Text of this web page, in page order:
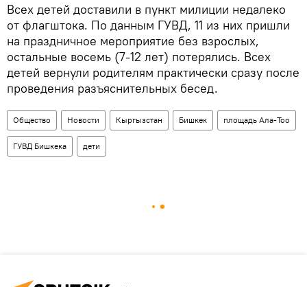
Всех детей доставили в пункт милиции недалеко
от флагштока. По данным ГУВД, 11 из них пришли
на праздничное мероприятие без взрослых,
остальные восемь (7-12 лет) потерялись. Всех
детей вернули родителям практически сразу после
проведения разъяснительных бесед.
Общество Новости Кыргызстан Бишкек площадь Ала-Тоо
ГУВД Бишкека дети